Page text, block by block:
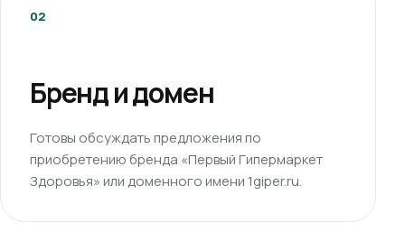
02
Бренд и домен
Готовы обсуждать предложения по
приобретению бренда «Первый Гипермаркет
Здоровья» или доменного имени 1giper.ru.